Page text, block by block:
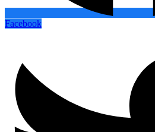
Facebook